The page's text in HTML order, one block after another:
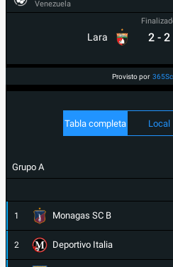
Venezuela
Lara 2 - 2
Provisto por
Tabla completa Local
Grupo A
1 Monagas SC B
2 Deportivo Italia